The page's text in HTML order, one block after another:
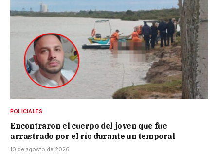
POLICIALES
Encontraron el cuerpo del joven que fue
arrastrado por el río durante un temporal
10 de agosto de 2026